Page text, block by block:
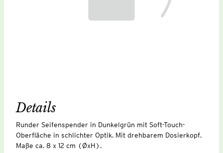
Details
Runder Seifenspender in Dunkelgrün mit Soft-Touch-
Oberfläche in schlichter Optik. Mit drehbarem Dosierkopf.
Maße ca. 8 x 12 cm (ØxH).